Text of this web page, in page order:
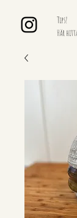
Tips!
Här